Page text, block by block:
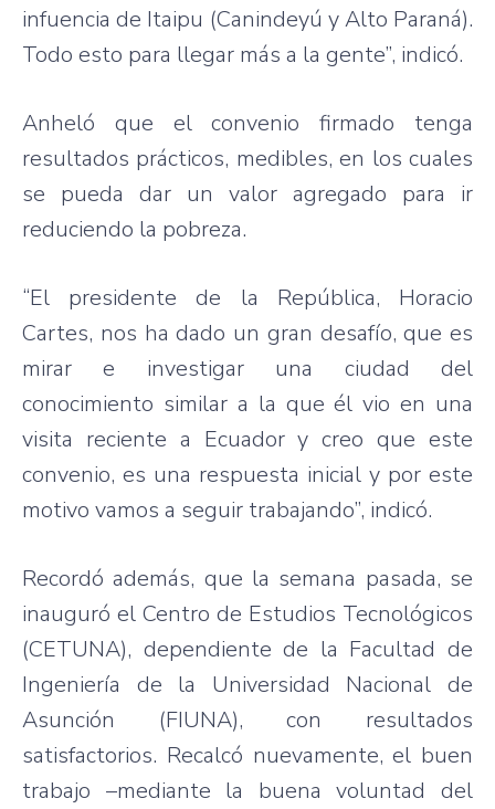
infuencia de Itaipu (Canindeyú y Alto Paraná).
Todo esto para llegar más a la gente”, indicó.
Anheló que el convenio firmado tenga
resultados prácticos, medibles, en los cuales
se pueda dar un valor agregado para ir
reduciendo la pobreza.
“El presidente de la República, Horacio
Cartes, nos ha dado un gran desafío, que es
mirar e investigar una ciudad del
conocimiento similar a la que él vio en una
visita reciente a Ecuador y creo que este
convenio, es una respuesta inicial y por este
motivo vamos a seguir trabajando”, indicó.
Recordó además, que la semana pasada, se
inauguró el Centro de Estudios Tecnológicos
(CETUNA), dependiente de la Facultad de
Ingeniería de la Universidad Nacional de
Asunción (FIUNA), con resultados
satisfactorios. Recalcó nuevamente, el buen
trabajo –mediante la buena voluntad del